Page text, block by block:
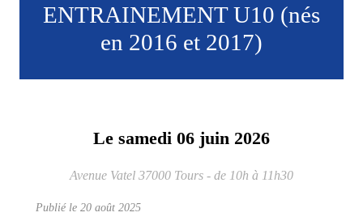
ENTRAINEMENT U10 (nés
en 2016 et 2017)
Le samedi 06 juin 2026
Avenue Vatel 37000 Tours - de 10h à 11h30
Publié le 20 août 2025